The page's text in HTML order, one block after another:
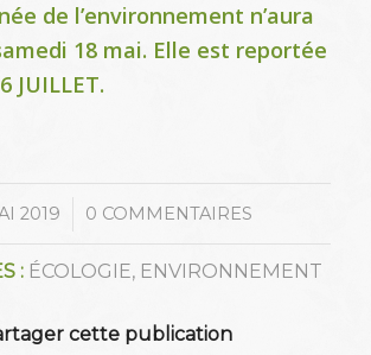
de l’environnement n’aura
18 mai. Elle est reportée
JUILLET.
2019 0 COMMENTAIRES
: ÉCOLOGIE, ENVIRONNEMENT
cette publication